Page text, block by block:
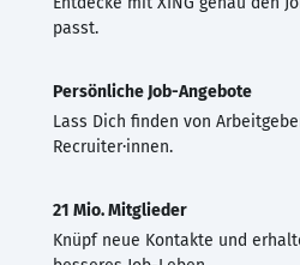
passt.
Persönliche Job-Angebote
Lass Dich finden von
Recruiter·innen.
21 Mio. Mitglieder
Knüpf neue Kontakte und